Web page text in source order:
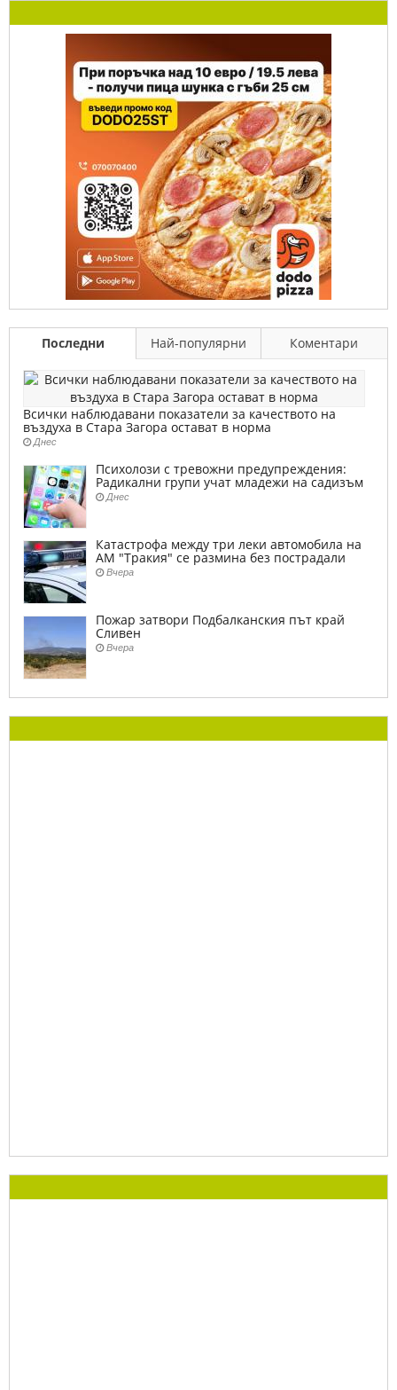
Последни Най-популярни Коментари
Всички наблюдавани показатели за качеството на
въздуха в Стара Загора остават в норма
Днес
Психолози с тревожни предупреждения:
Радикални групи учат младежи на садизъм
Днес
Катастрофа между три леки автомобила на
АМ "Тракия" се размина без пострадали
Вчера
Пожар затвори Подбалканския път край
Сливен
Вчера